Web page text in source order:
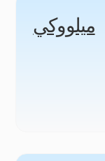
ميلووكي